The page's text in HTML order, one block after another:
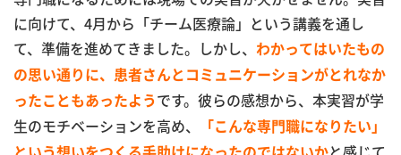
に向けて、4月から「チーム医療論」という講義を通し
て、準備を進めてきました。しかし、
わかってはいたもの
の思い通りに、患者さんとコミュニケーションがとれなか
ったこともあったよう です。彼らの感想から、本実習が学
生のモチベーションを高め、
「こんな専門職になりたい」